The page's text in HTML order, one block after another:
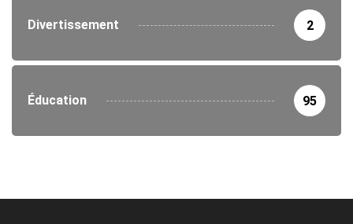
Divertissement 2
Éducation 95